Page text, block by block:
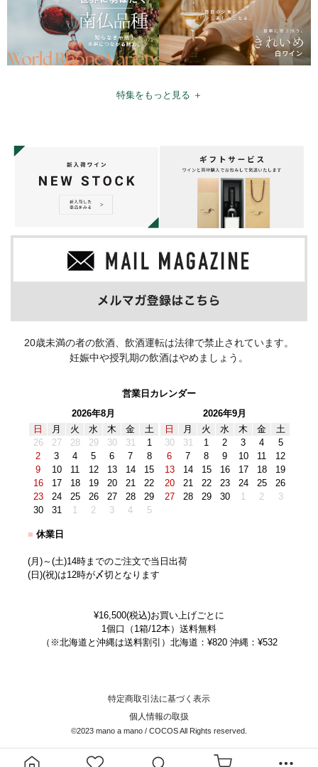
特集をもっと見る ＋
20歳未満の者の飲酒、飲酒運転は法律で禁止されています。
妊娠中や授乳期の飲酒はやめましょう。
営業日カレンダー
2026年8月
日
月 火 水 木 金
土
26
27 28 29 30 31
1
2
3 4 5 6 7
8
9
10 11 12 13 14
15
16
17 18 19 20 21
22
23
24 25 26 27 28
29
30
31 1 2 3 4 5
2026年9月
日
月 火 水 木 金
土
30
31 1 2 3 4
5
6
7 8 9 10 11
12
13
14 15 16 17 18
19
20
21 22 23 24 25
26
27
28 29 30 1 2 3
■ 休業日
(月)～(土)14時までのご注文で当日出荷
(日)(祝)は12時が〆切となります
¥16,500(税込)お買い上げごとに
1個口（1箱/12本）送料無料
（※北海道と沖縄は送料割引）北海道：¥820 沖縄：¥532
特定商取引法に基づく表示
個人情報の取扱
©2023 mano a mano / COCOS All Rights reserved.